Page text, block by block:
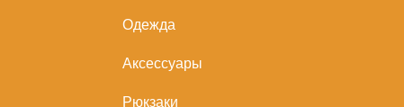
Одежда
Аксессуары
Рюкзаки